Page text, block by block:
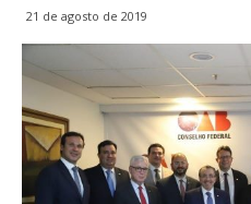
21 de agosto de 2019